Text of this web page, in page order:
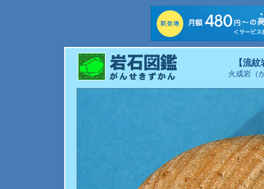
【流
火成岩（